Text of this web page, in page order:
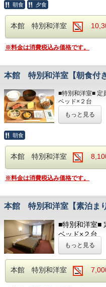
☆☆お食事☆☆
◆食物アレルギ
夕食開始時間は、
朝食開始時間は、
ご希望のお時間
■アメニティ■
ボディソープ / シ
以下のアメニティ
必要なものをお
部屋着(セパレー
歯ブラシ
T字カミソリ
ヘアーブラシ
お茶
コテージ棟付近
☆☆お食事☆☆
夜17：30～・18
ご希望のお時間
朝食開始時間は、
朝7：00～・7
ご希望のお時間
朝食 夕食
本館 特別和洋室
※料金は消費税込み価格です。
本館 特別和洋室【朝食付
■特別和洋室■ 定
ベッド×２台
お風呂 / 洋式ト
洗面所 / 冷蔵庫 /
■アメニティ■
ボディソープ / シ
以下のアメニティ
必要なものをお
部屋着(セパレー
歯ブラシ
T字カミソリ
ヘアーブラシ
お茶
■ランドリー■
もっと見る
朝食
本館 特別和洋室
※料金は消費税込み価格です。
本館 特別和洋室【素泊ま
■特別和洋室■
ベッド×２台
和布団(３名
ます
洗面所 /
冷蔵
ヘアドライヤ
もっと見る
本館 特別和洋室